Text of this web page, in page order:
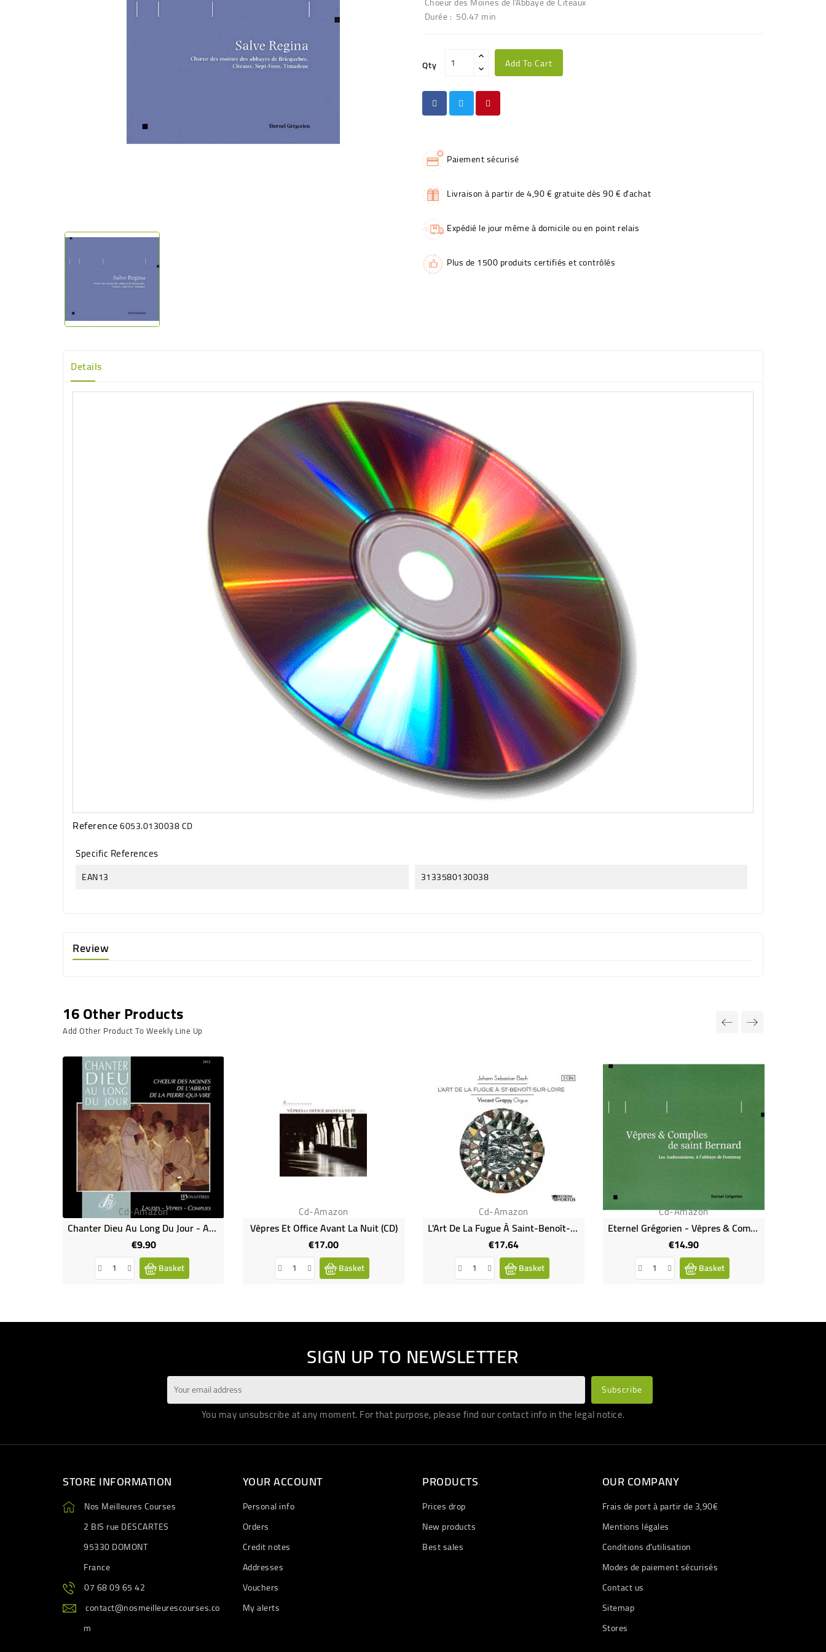
Durée : 50.47 min
Qty Add To Cart
Paiement sécurisé
Livraison à partir de 4,90 € gratuite dès 90 € d'achat
Expédié le jour même à domicile ou en point relais
Plus de 1500 produits certifiés et contrôlés
Details
Reference6053.0130038 CD
Specific References
EAN13 3133580130038
Review
16 Other Products
Add Other Product To Weekly Line Up
Cd-Amazon
Chanter Dieu Au Long Du Jour - Abbaye De La Pierre-Qui-Vire
€9.90Price
Basket
Cd-Amazon
Vêpres Et Office Avant La Nuit (CD)
€17.00Price
Basket
Cd-Amazon
L'Art De La Fugue À Saint-Benoît-Sur-Loire
€17.64Price
Basket
Cd-Amazon
Eternel Grégorien - Vêpres & Complies De Saint Bernard
€14.90Price
Basket
SIGN UP TO NEWSLETTER
You may unsubscribe at any moment. For that purpose, please find our contact info in the legal notice.
STORE INFORMATION
Nos Meilleures Courses
2 BIS rue DESCARTES
95330 DOMONT
France
07 68 09 65 42
contact@nosmeilleurescourses.co
m
YOUR ACCOUNT
Personal info
Orders
Credit notes
Addresses
Vouchers
My alerts
PRODUCTS
Prices drop
New products
Best sales
OUR COMPANY
Frais de port à partir de 3,90€
Mentions légales
Conditions d'utilisation
Modes de paiement sécurisés
Contact us
Sitemap
Stores